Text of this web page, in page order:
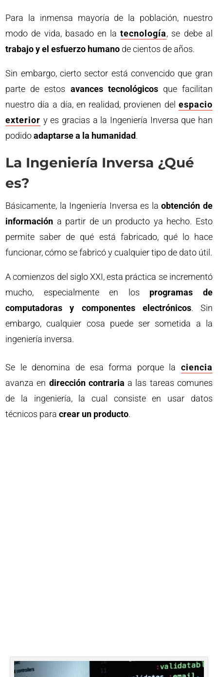
Para la inmensa mayoría de la población, nuestro
modo de vida, basado en latecnología, se debe al
trabajo y el esfuerzo humano de cientos de años.
Sin embargo, cierto sector está convencido que gran
parte de estos avances tecnológicosque facilitan
nuestro día a día, en realidad, provienen del espacio
exterior y es gracias a la Ingeniería Inversa que han
podidoadaptarse a la humanidad.
La Ingeniería Inversa ¿Qué
es?
Básicamente, la Ingeniería Inversa es laobtención de
información a partir de un producto ya hecho. Esto
permite saber de qué está fabricado, qué lo hace
funcionar, cómo se fabricó y cualquier tipo de dato útil.
A comienzos del siglo XXI, esta práctica se incrementó
mucho, especialmente en los programas de
computadoras y componentes electrónicos. Sin
embargo, cualquier cosa puede ser sometida a la
ingeniería inversa.
Se le denomina de esa forma porque la ciencia
avanza en dirección contraria a las tareas comunes
de la ingeniería, la cual consiste en usar datos
técnicos paracrear un producto.